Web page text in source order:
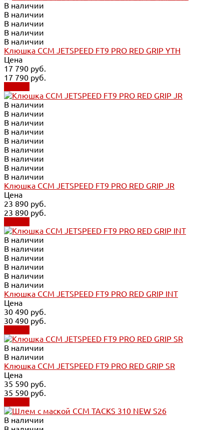
В наличии
В наличии
В наличии
В наличии
В наличии
Клюшка CCM JETSPEED FT9 PRO RED GRIP YTH
Цена
17 790 руб.
17 790 руб.
В наличии
В наличии
В наличии
В наличии
В наличии
В наличии
В наличии
В наличии
В наличии
Клюшка CCM JETSPEED FT9 PRO RED GRIP JR
Цена
23 890 руб.
23 890 руб.
В наличии
В наличии
В наличии
В наличии
В наличии
В наличии
Клюшка CCM JETSPEED FT9 PRO RED GRIP INT
Цена
30 490 руб.
30 490 руб.
В наличии
В наличии
Клюшка CCM JETSPEED FT9 PRO RED GRIP SR
Цена
35 590 руб.
35 590 руб.
В наличии